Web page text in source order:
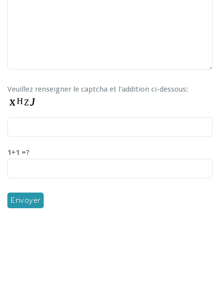
Veuillez renseigner le captcha et l'addition ci-dessous:
1+1 =?